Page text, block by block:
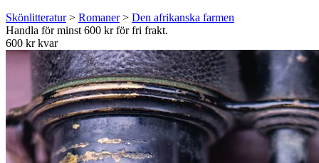
Skönlitteratur> Romaner> Den afrikanska farmen
Handla för minst 600 kr för fri frakt.
600 kr kvar